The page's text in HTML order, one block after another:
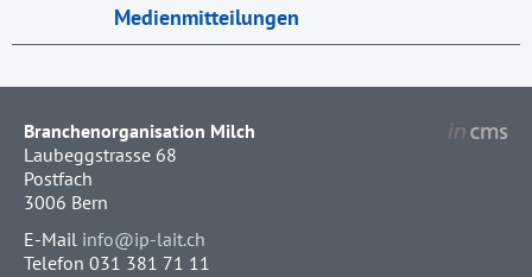
Medienmitteilungen
Branchenorganisation Milch
Laubeggstrasse 68
Postfach
3006 Bern
E-Mail info@ip-lait.ch
Telefon 031 381 71 11